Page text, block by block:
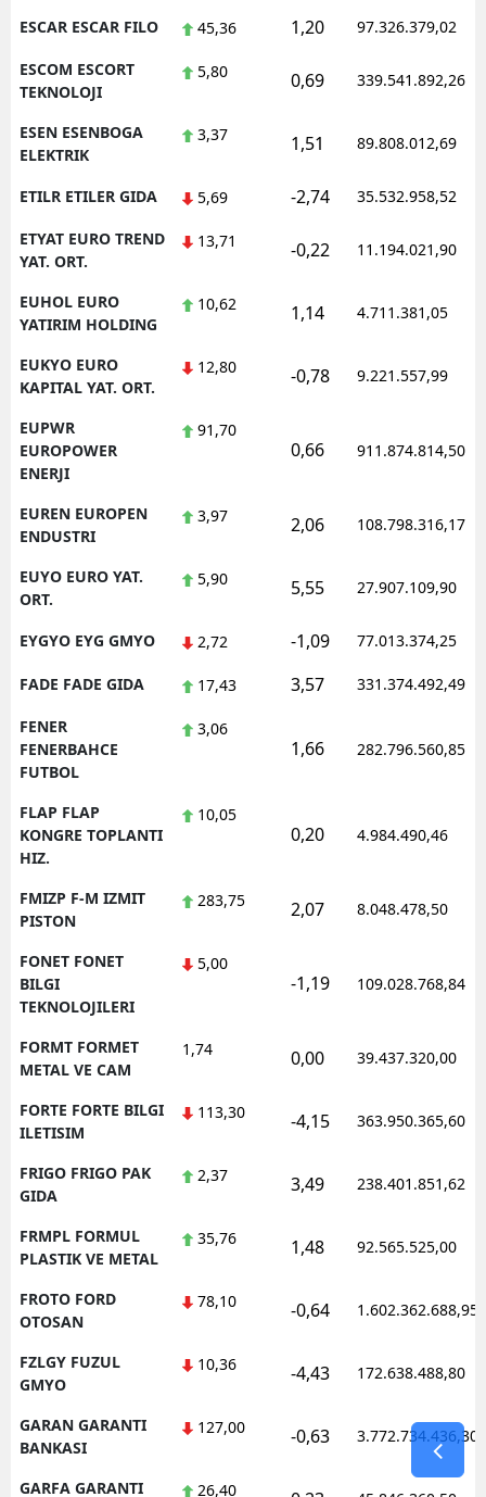
ESCAR ESCAR FILO 45,36 1,20 97.326.379,02
ESCOM ESCORT
TEKNOLOJI
5,80 0,69 339.541.892,26
ESEN ESENBOGA
ELEKTRIK
3,37 1,51 89.808.012,69
ETILR ETILER GIDA 5,69 -2,74 35.532.958,52
ETYAT EURO TREND
YAT. ORT.
13,71 -0,22 11.194.021,90
EUHOL EURO
YATIRIM HOLDING
10,62 1,14 4.711.381,05
EUKYO EURO
KAPITAL YAT. ORT.
12,80 -0,78 9.221.557,99
EUPWR
EUROPOWER
ENERJI
91,70
0,66 911.874.814,50
EUREN EUROPEN
ENDUSTRI
3,97 2,06 108.798.316,17
EUYO EURO YAT.
ORT.
5,90 5,55 27.907.109,90
EYGYO EYG GMYO 2,72 -1,09 77.013.374,25
FADE FADE GIDA 17,43 3,57 331.374.492,49
FENER
FENERBAHCE
FUTBOL
3,06
1,66 282.796.560,85
FLAP FLAP
KONGRE TOPLANTI
HIZ.
10,05
0,20 4.984.490,46
FMIZP F-M IZMIT
PISTON
283,75 2,07 8.048.478,50
FONET FONET
BILGI
TEKNOLOJILERI
5,00
-1,19 109.028.768,84
FORMT FORMET
METAL VE CAM
1,74 0,00 39.437.320,00
FORTE FORTE BILGI
ILETISIM
113,30 -4,15 363.950.365,60
FRIGO FRIGO PAK
GIDA
2,37 3,49 238.401.851,62
FRMPL FORMUL
PLASTIK VE METAL
35,76 1,48 92.565.525,00
FROTO FORD
OTOSAN
78,10 -0,64 1.602.362.688,95
FZLGY FUZUL
GMYO
10,36 -4,43 172.638.488,80
GARAN GARANTI
BANKASI
127,00 -0,63 3.772.734.436,30
GARFA GARANTI 26,40